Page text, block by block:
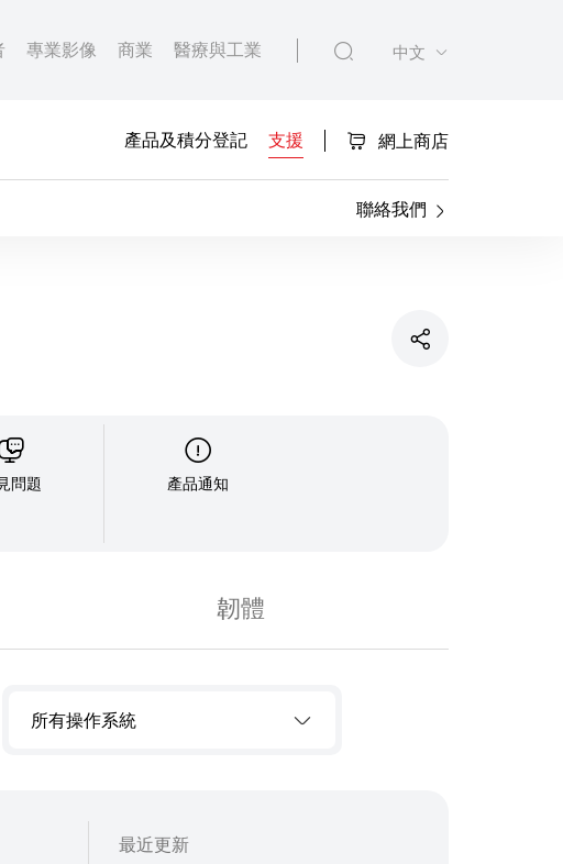
專業影像 商業 醫療與工業 中文
產品及積分登記 支援 網上商店
聯絡我們
問題 產品通知
韌體
所有操作系統
最近更新